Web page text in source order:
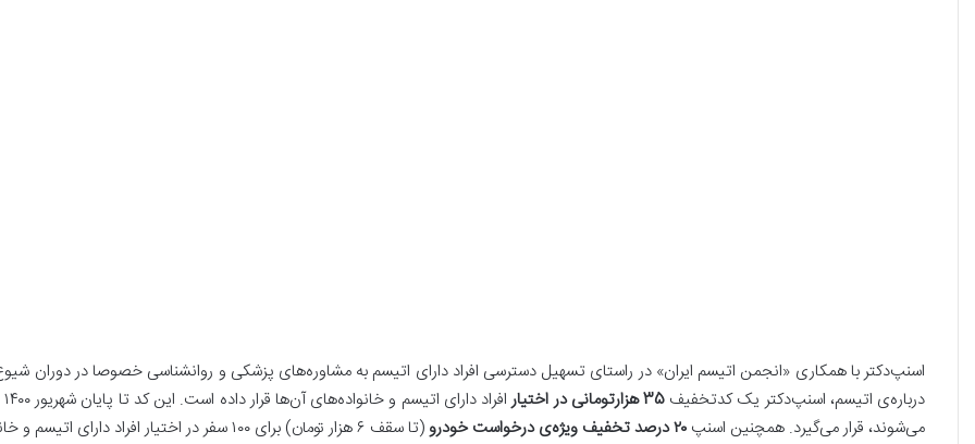
اسنپ‌دکتر با همکاری «انجمن اتیسم ایران» در راستای تسهیل دسترسی افراد دارای اتیسم به مشاوره‌های پزشکی و روانشناسی خصوصا در دوران
درباره‌ی اتیسم، اسنپ‌دکتر یک کدتخفیف35 هزارتومانی در اختیار
می‌شوند، قرار می‌گیرد. همچنین اسنپ ۲۰ درصد تخفیف ویژه‌ی درخواست خودرو (تا سقف ۶ هزار تومان) برای ۱۰۰ سفر در اختیار افراد دارای اتیسم و خانواده‌های آن‌ها قرار داده است تا بتوانند با سهولت بیشتری تردد کنند.